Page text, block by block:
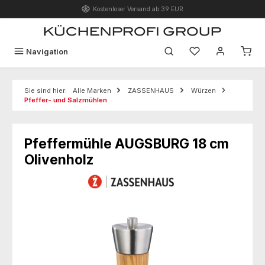
Zum Hauptinhalt springenKostenloser Versand ab 39 EUR
Navigation Du hast 0
Sie sind hier: Alle Marken ZASSENHAUS
Würzen
Pfeffer- und Salzmühlen
Pfeffermühle AUGSBURG 18 cm
Olivenholz